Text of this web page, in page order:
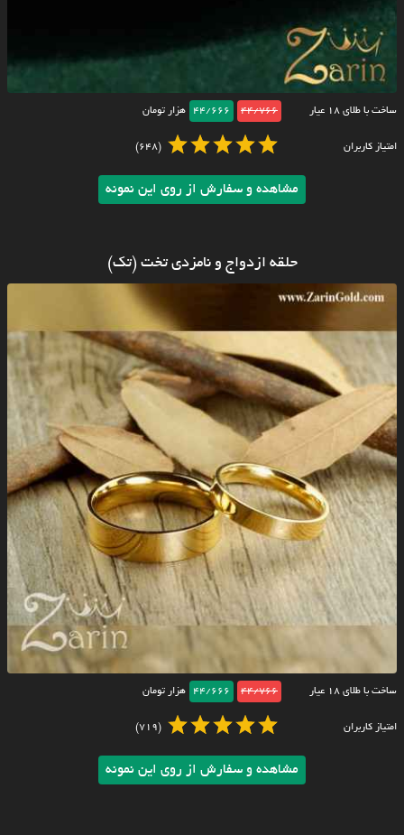
ساخت با طلای ۱۸ عیار 44/766
44/666 هزار تومان
امتیاز کاربران (648)
مشاهده و سفارش از روی این نمونه
حلقه ازدواج و نامزدی تخت (تک)
ساخت با طلای ۱۸ عیار 44/766
44/666 هزار تومان
امتیاز کاربران (719)
مشاهده و سفارش از روی این نمونه